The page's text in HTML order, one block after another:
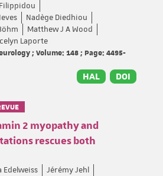
Nadège Diedhiou
Matthew J A Wood
Laporte
; Volume: 148 ; Page: 4495-
HAL DOI
2 myopathy and
rescues both
Edelweiss
Jérémy Jehl